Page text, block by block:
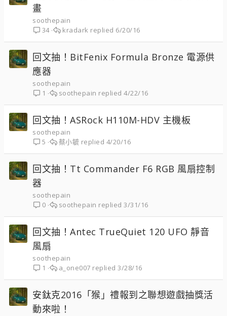
畫
soothepain
34
6/20/16
kradark
回文抽！BitFenix Formula Bronze 電源供
應器
soothepain
1
4/22/16
soothepain
回文抽！ASRock H110M-HDV 主機板
soothepain
5
4/20/16
蔡小毓
回文抽！Tt Commander F6 RGB 風扇控制
器
soothepain
0
3/31/16
soothepain
回文抽！Antec TrueQuiet 120 UFO 靜音
風扇
soothepain
1
3/28/16
a_one007
安鈦克2016「猴」禮報到之聯想遊戲抽獎活
動來啦！